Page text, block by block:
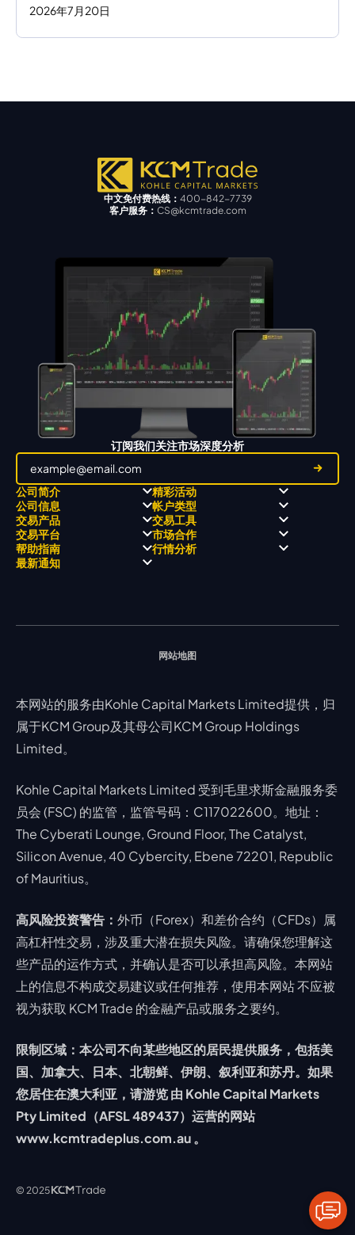
2026年7 月 20日
中文免付费热线： 400-842-7739
客户服务： CS@kcmtrade.com
订阅我们关注市场深度分析
公司简介
关于
关于 KCM Group
三大优势
奖项和成就
精彩活动
职业高尔夫 x 飘移队
全球高尔夫锦标赛
公司信息
经营理念
公开信息与风险披露
公司新闻
视频库
帐户类型
ECN 账户
STP 账户
账户比较
交易产品
Forex
贵金属
能源
交易工具
交易平台
MetaTrader 4
MetaTrader 5
市场合作
帮助指南 行情分析
最新通知
网站地图
本网站的服务由Kohle Capital Markets Limited提供，归
属于KCM Group及其母公司KCM Group Holdings
Limited。
Kohle Capital Markets Limited 受到毛里求斯金融服务委
员会 (FSC) 的监管，监管号码：C117022600。地址：
The Cyberati Lounge, Ground Floor, The Catalyst,
Silicon Avenue, 40 Cybercity, Ebene 72201, Republic
of Mauritius。
高风险投资警告： 外币（Forex）和差价合约（CFDs）属
高杠杆性交易，涉及重大潜在损失风险。请确保您理解这
些产品的运作方式，并确认是否可以承担高风险。本网站
上的信息不构成交易建议或任何推荐，使用本网站 不应被
视为获取 KCM Trade 的金融产品或服务之要约。
限制区域：本公司不向某些地区的居民提供服务，包括美
国、加拿大、日本、北朝鲜、伊朗、叙利亚和苏丹。如果
您居住在澳大利亚，请游览 由 Kohle Capital Markets
Pty Limited（AFSL 489437）运营的网站
www.kcmtradeplus.com.au 。
© 2025